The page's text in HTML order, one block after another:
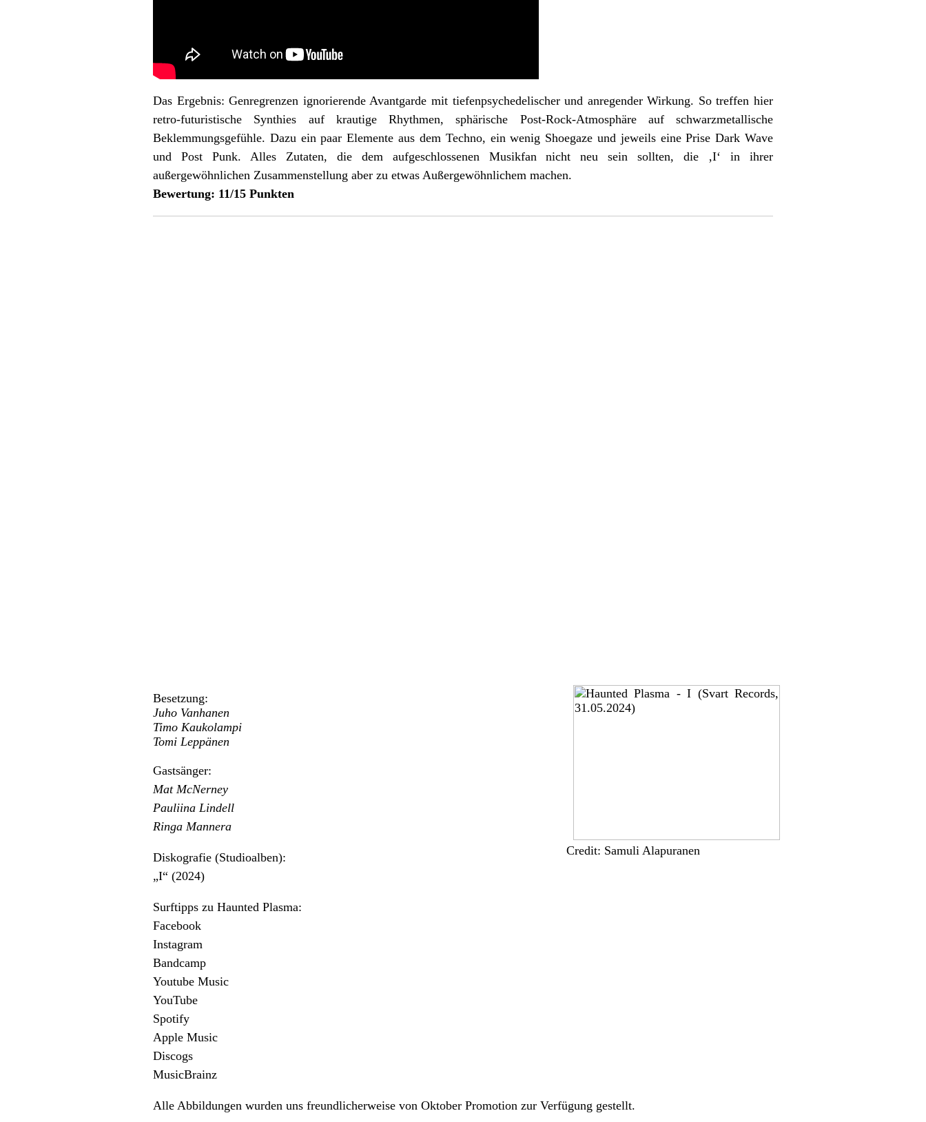
Das Ergebnis: Genregrenzen ignorierende Avantgarde mit tiefenpsychedelischer und anregender Wirkung. So treffen hier
retro-futuristische Synthies auf krautige Rhythmen, sphärische Post-Rock-Atmosphäre auf schwarzmetallische
Beklemmungsgefühle. Dazu ein paar Elemente aus dem Techno, ein wenig Shoegaze und jeweils eine Prise Dark Wave
und Post Punk. Alles Zutaten, die dem aufgeschlossenen Musikfan nicht neu sein sollten, die ‚I‘ in ihrer
außergewöhnlichen Zusammenstellung aber zu etwas Außergewöhnlichem machen.
Bewertung: 11/15 Punkten
Credit: Samuli Alapuranen
Besetzung:
Juho Vanhanen
Timo Kaukolampi
Tomi Leppänen
Gastsänger:
Mat McNerney
Pauliina Lindell
Ringa Mannera
Diskografie (Studioalben):
„I“ (2024)
Surftipps zu Haunted Plasma:
Facebook
Instagram
Bandcamp
Youtube Music
YouTube
Spotify
Apple Music
Discogs
MusicBrainz
Alle Abbildungen wurden uns freundlicherweise von Oktober Promotion zur Verfügung gestellt.